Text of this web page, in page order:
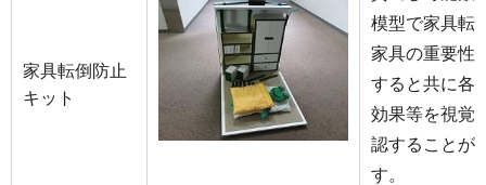
家具転倒防止
キット
模型で家具転
家具の重要性
すると共に各
効果等を視覚
認することが
す。